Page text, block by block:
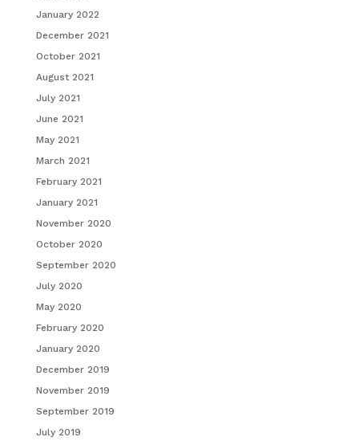
January 2022
December 2021
October 2021
August 2021
July 2021
June 2021
May 2021
March 2021
February 2021
January 2021
November 2020
October 2020
September 2020
July 2020
May 2020
February 2020
January 2020
December 2019
November 2019
September 2019
July 2019